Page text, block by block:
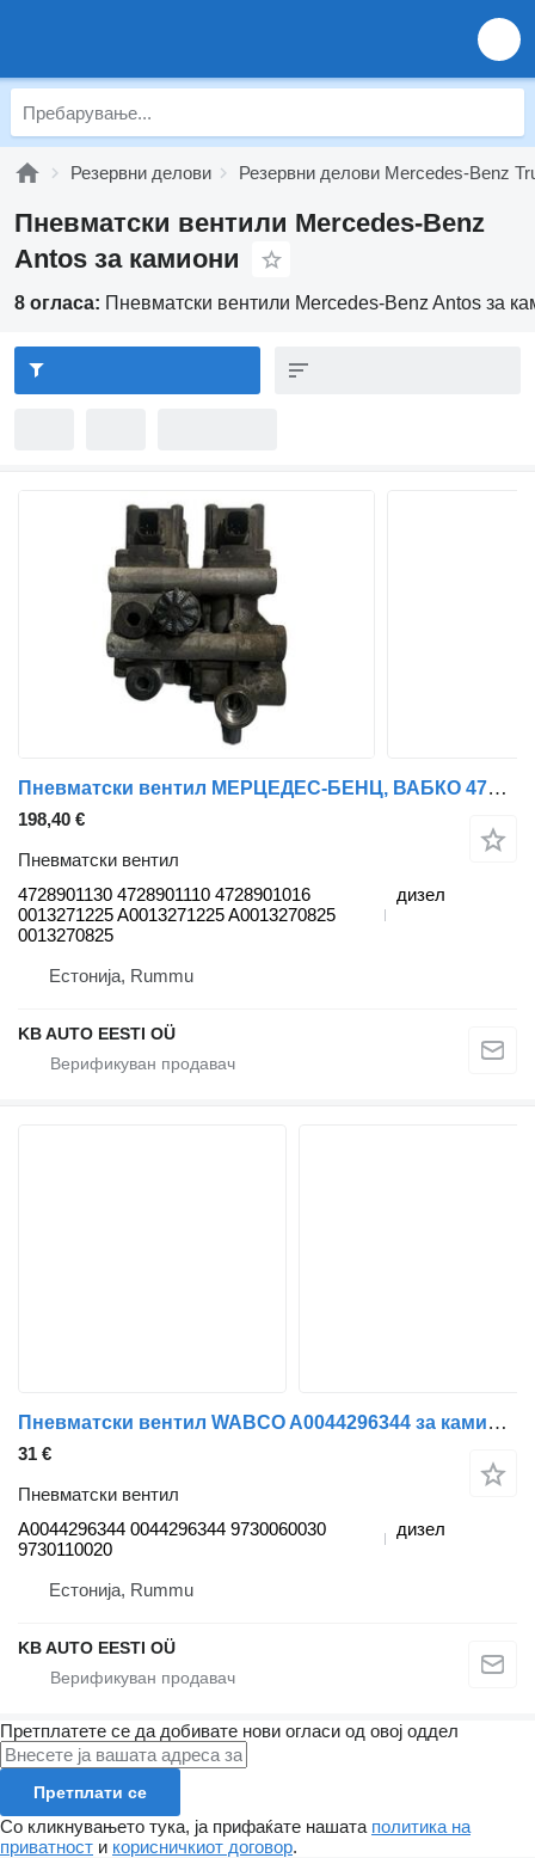
Резервни делови Резервни делови Mercedes-Benz
Пневматски вентили Mercedes-Benz
Antos за камиони
8 огласа: Пневматски вентили Mercedes-Benz Antos за
Пневматски вентил МЕРЦЕДЕС-БЕНЦ, ВАБКО 4728901130 за камион Mercedes-Benz Antos, Arocs, Actros MP4 (2012-)
198,40 €
Пневматски вентил
4728901130 4728901110 4728901016
0013271225 A0013271225 A0013270825
0013270825
дизел
Естонија, Rummu
KB AUTO EESTI OÜ
Пневматски вентил WABCO A0044296344 за камион Mercedes-Benz Actros MP4 Antos Arocs (2012-)
31 €
Пневматски вентил
A0044296344 0044296344 9730060030
9730110020
дизел
Естонија, Rummu
KB AUTO EESTI OÜ
Претплатете се да добивате нови огласи од овој оддел
Претплати се
Со кликнувањето тука, ја прифаќате нашата политика на
приватност и корисничкиот договор.